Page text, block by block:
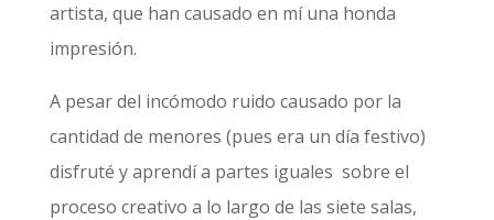
artista, que han causado en mí una honda
impresión.
A pesar del incómodo ruido causado por la
cantidad de menores (pues era un día festivo)
disfruté y aprendí a partes iguales sobre el
proceso creativo a lo largo de las siete salas,